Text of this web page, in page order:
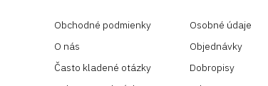
Obchodné podmienky
O nás
Často kladené otázky
Osobné údaje
Objednávky
Dobropisy